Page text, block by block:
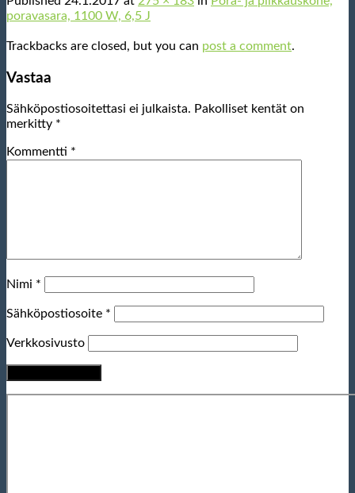
poravasara, 1100 W, 6,5 J
Trackbacks are closed, but you can post a comment.
Vastaa
Sähköpostiosoitettasi ei julkaista. Pakolliset kentät on
merkitty *
Kommentti *
Nimi *
Sähköpostiosoite *
Verkkosivusto